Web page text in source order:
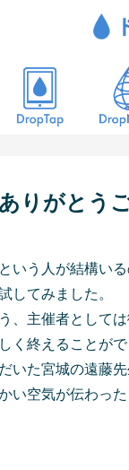
りがとう
う人が結構いる
してみました。
、主催者として
く終えることがで
いた宮城の遠藤
い空気が伝わった